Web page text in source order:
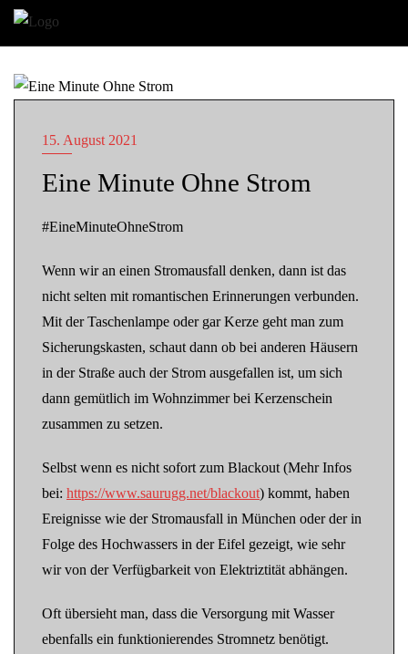
15. August 2021
Eine Minute Ohne Strom
#EineMinuteOhneStrom
Wenn wir an einen Stromausfall denken, dann ist das
nicht selten mit romantischen Erinnerungen verbunden.
Mit der Taschenlampe oder gar Kerze geht man zum
Sicherungskasten, schaut dann ob bei anderen Häusern
in der Straße auch der Strom ausgefallen ist, um sich
dann gemütlich im Wohnzimmer bei Kerzenschein
zusammen zu setzen.
Selbst wenn es nicht sofort zum Blackout (Mehr Infos
bei: https://www.saurugg.net/blackout) kommt, haben
Ereignisse wie der Stromausfall in München oder der in
Folge des Hochwassers in der Eifel gezeigt, wie sehr
wir von der Verfügbarkeit von Elektriztität abhängen.
Oft übersieht man, dass die Versorgung mit Wasser
ebenfalls ein funktionierendes Stromnetz benötigt.